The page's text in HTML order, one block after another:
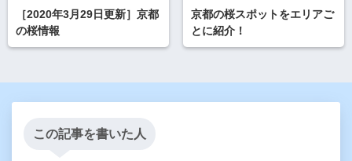
［2020年3月29日更新］京都
の桜情報
京都の桜スポットをエリアご
とに紹介！
この記事を書いた人